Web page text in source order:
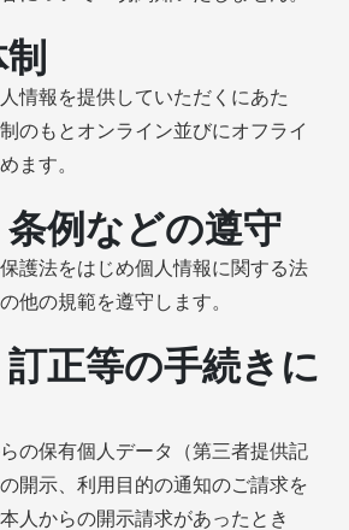
情報を提供していただくにあた
のもとオンライン並びにオフライ
ます。
例などの遵守
護法をはじめ個人情報に関する法
他の規範を遵守します。
正等の手続きに
の保有個人データ（第三者提供記
開示、利用目的の通知のご請求を
人からの開示請求があったとき